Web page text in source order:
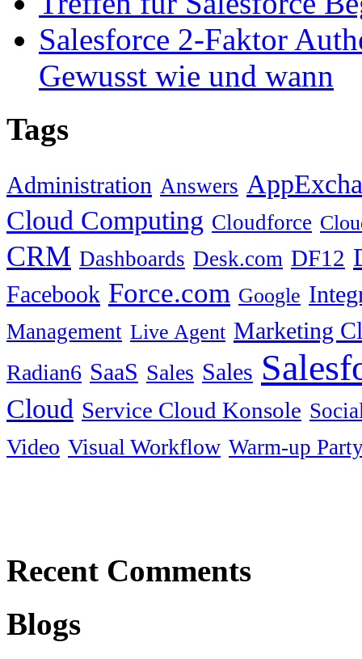
Salesforce 2-Faktor
Gewusst wie und wann
Tags
Administration Answers
Cloud Computing Cloudforce
CRM Dashboards Desk.com DF12
Facebook Force.com Google
Management Live Agent Marketing
Radian6 SaaS Sales Sales
Cloud Service Cloud Konsole
Video Visual Workflow Warm-up
Recent Comments
Blogs